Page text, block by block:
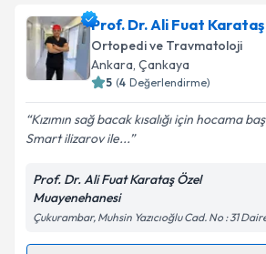
Takvim Talebini
Op. Dr. Hikmet Çinkaiçin randevu
oluşturun. Size bu uzmandan
takvim hazırlandığında e-posta ile
Kişisel verilerimin işlenmesine
Metni'ni okudum ve kişisel
kapsamda işlenmesini kabul
Prof. Dr. Ali Fuat Karataş
Ortopedi ve Travmatoloji
Ankara, Çankaya
5 (4 Değerlendirme)
Kızımın sağ bacak kısalığı için hocama
Smart ilizarov ile...
Prof. Dr. Ali Fuat Karataş Özel
Muayenehanesi
Çukurambar, Muhsin Yazıcıoğlu Cad. No : 31